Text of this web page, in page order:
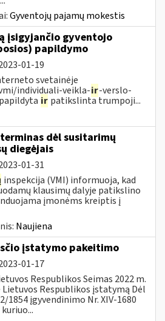
Gyventojų pajamų mokestis
įsigyjančio gyventojo
papildymo
01-19
svetainėje
individuali-veikla-ir-verslo-
ir patikslinta trumpoji...
dėl susitarimų
diegėjais
01-31
inspekcija (VMI) informuoja, kad
klausimų dalyje patikslino
įmonėms kreiptis į
Naujiena
įstatymo pakeitimo
01-17
Respublikos Seimas 2022 m.
Respublikos įstatymą Dėl
1854 įgyvendinimo Nr. XIV-1680